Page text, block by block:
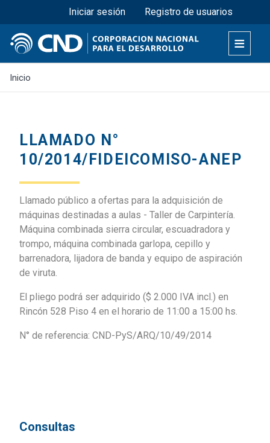
Pasar
al
contenido
principal
Menú superior
Iniciar sesión Registro de usuarios
Inicio
LLAMADO N°
10/2014/FIDEICOMISO-ANEP
Llamado público a ofertas para la adquisición de
máquinas destinadas a aulas - Taller de Carpintería.
Máquina combinada sierra circular, escuadradora y
trompo, máquina combinada garlopa, cepillo y
barrenadora, lijadora de banda y equipo de aspiración
de viruta.
El pliego podrá ser adquirido ($ 2.000 IVA incl.) en
Rincón 528 Piso 4 en el horario de 11:00 a 15:00 hs.
N° de referencia: CND-PyS/ARQ/10/49/2014
Consultas